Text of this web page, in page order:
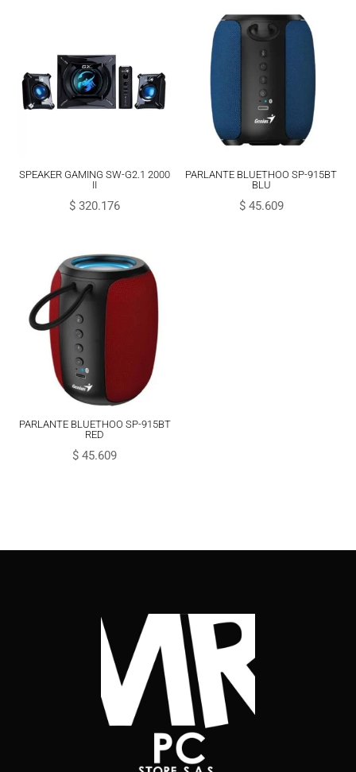
SPEAKER GAMING SW-G2.1 2000
II
$ 320.176
PARLANTE BLUETHOO SP-915BT
BLU
$45.609
PARLANTE BLUETHOO SP-915BT
RED
$ 45.609